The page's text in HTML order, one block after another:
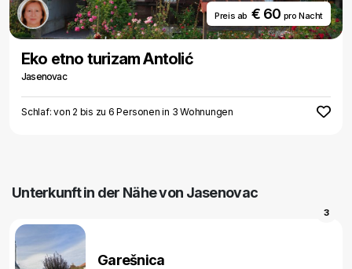
Preis ab€ 60 pro Nacht
Eko etno turizam Antolić
Jasenovac
Schlaf: von 2 bis zu 6 Personen in 3 Wohnungen
Unterkunft in der Nähe von Jasenovac
Garešnica
3